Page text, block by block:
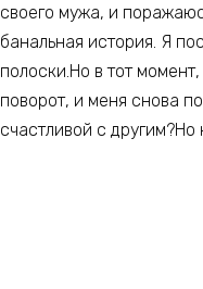
своего мужа, и
банальная история. Я
полоски.Но в тот
поворот, и меня снова
счастливой с другим?Но